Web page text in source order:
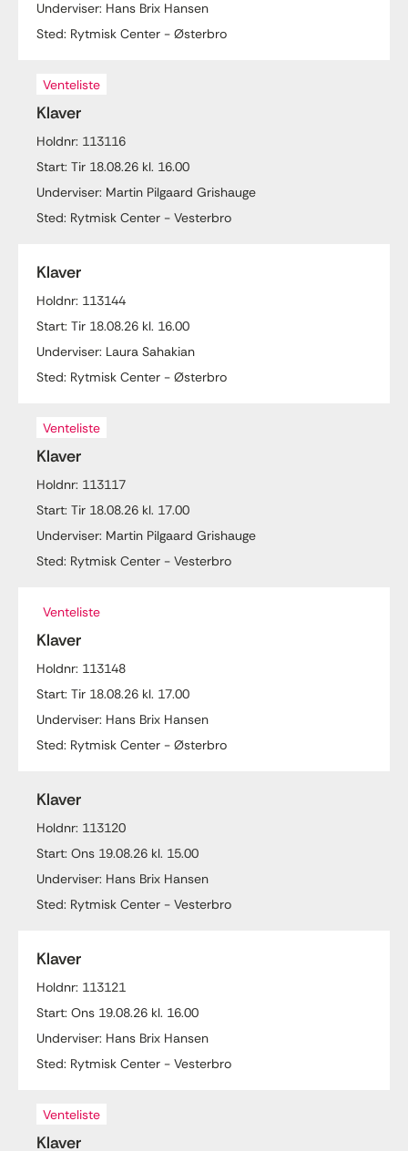
Underviser: Hans Brix Hansen
Sted: Rytmisk Center - Østerbro
Venteliste
Klaver
Holdnr: 113116
Start: Tir 18.08.26 kl. 16.00
Underviser: Martin Pilgaard Grishauge
Sted: Rytmisk Center - Vesterbro
Klaver
Holdnr: 113144
Start: Tir 18.08.26 kl. 16.00
Underviser: Laura Sahakian
Sted: Rytmisk Center - Østerbro
Venteliste
Klaver
Holdnr: 113117
Start: Tir 18.08.26 kl. 17.00
Underviser: Martin Pilgaard Grishauge
Sted: Rytmisk Center - Vesterbro
Venteliste
Klaver
Holdnr: 113148
Start: Tir 18.08.26 kl. 17.00
Underviser: Hans Brix Hansen
Sted: Rytmisk Center - Østerbro
Klaver
Holdnr: 113120
Start: Ons 19.08.26 kl. 15.00
Underviser: Hans Brix Hansen
Sted: Rytmisk Center - Vesterbro
Klaver
Holdnr: 113121
Start: Ons 19.08.26 kl. 16.00
Underviser: Hans Brix Hansen
Sted: Rytmisk Center - Vesterbro
Venteliste
Klaver